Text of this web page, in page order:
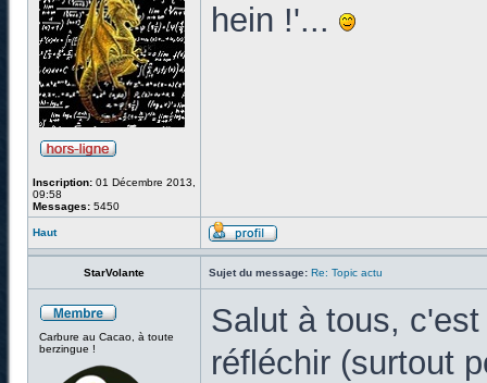
Inscription: 01 Décembre 2013,
09:58
Messages: 5450
hein !'...
Haut
StarVolante Sujet du message: Re: Topic actu
Carbure au Cacao, à toute
berzingue !
Salut à tous,
réfléchir (surtout